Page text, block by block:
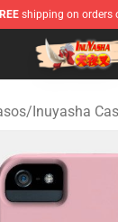
shipping on orders
- Official
/Inuyasha